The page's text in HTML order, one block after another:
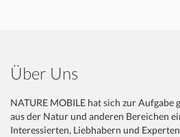
Über Uns
NATURE MOBILE hat sich zur Aufgabe
aus der Natur und anderen Bereichen
Interessierten, Liebhabern und